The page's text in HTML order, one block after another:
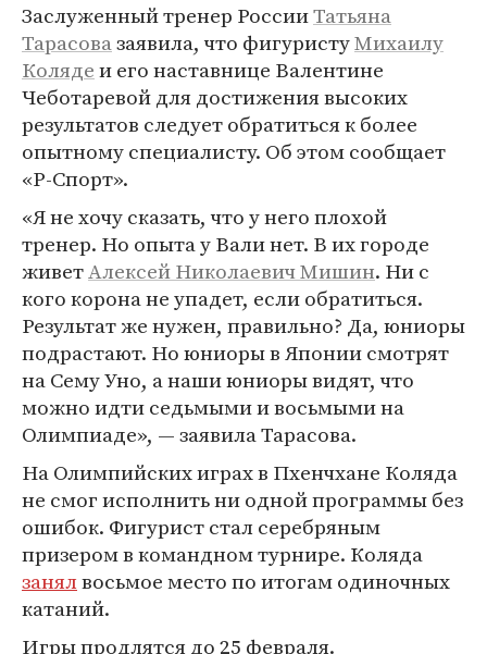
Заслуженный тренер РоссииТатьяна
Тарасовазаявила, что фигуристуМихаилу
Колядеи его наставнице Валентине
Чеботаревой для достижения высоких
результатов следует обратиться к более
опытному специалисту. Об этом сообщает
«Р-Спорт».
«Я не хочу сказать, что у него плохой
тренер. Но опыта у Вали нет. В их городе
живетАлексей Николаевич Мишин. Ни с
кого корона не упадет, если обратиться.
Результат же нужен, правильно? Да, юниоры
подрастают. Но юниоры в Японии смотрят
на Сему Уно, а наши юниоры видят, что
можно идти седьмыми и восьмыми на
Олимпиаде», — заявила Тарасова.
На Олимпийских играх в Пхенчхане Коляда
не смог исполнить ни одной программы без
ошибок. Фигурист стал серебряным
призером в командном турнире. Коляда
занялвосьмое место по итогам одиночных
катаний.
Игры продлятся до 25 февраля.